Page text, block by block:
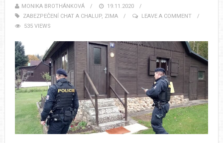
MONIKA BROTHÁNKOVÁ
19.11.2020
ZABEZPEČENÍ CHAT A CHALUP, ZIMA
LEAVE A COMMENT
535 VIEWS